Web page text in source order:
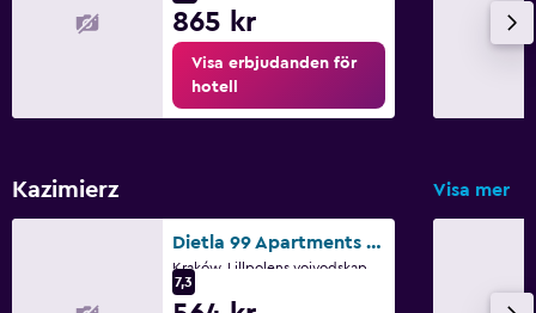
865 kr
Visa erbjudanden för
hotell
Kazimierz Visa mer
Dietla 99 Apartments - Ideal Location - in The Heart of Krakow
Kraków, Lillpolens vojvodskap
7,3